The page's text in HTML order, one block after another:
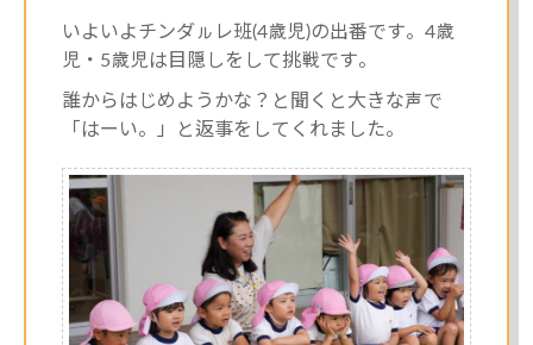
いよいよチンダㇽレ班(4歳児)の出番です。4歳
児・5歳児は目隠しをして挑戦です。
誰からはじめようかな？と聞くと大きな声で
「はーい。」と返事をしてくれました。